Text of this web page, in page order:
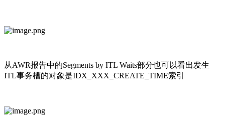
从AWR报告中的Segments by ITL Waits部分也可以看出发生
ITL事务槽的对象是IDX_XXX_CREATE_TIME索引